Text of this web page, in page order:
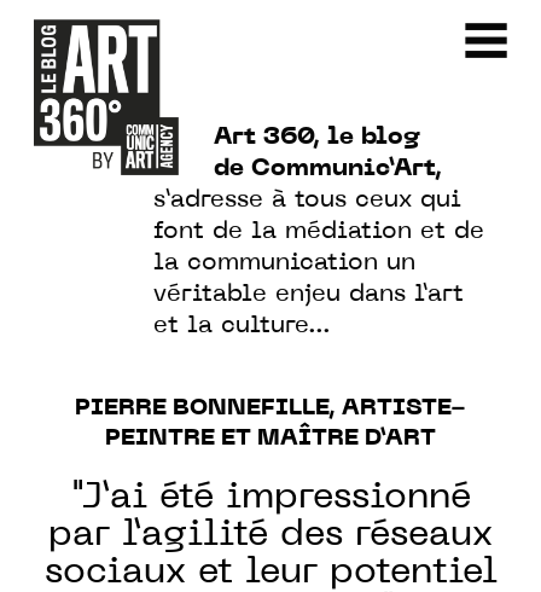
Art 360, le blog
de Communic’Art,
s’adresse à tous ceux qui
font de la médiation et de
la communication un
véritable enjeu dans l’art
et la culture…
PIERRE BONNEFILLE, ARTISTE-
PEINTRE ET MAÎTRE D’ART
"J’ai été impressionné
par l’agilité des réseaux
sociaux et leur potentiel